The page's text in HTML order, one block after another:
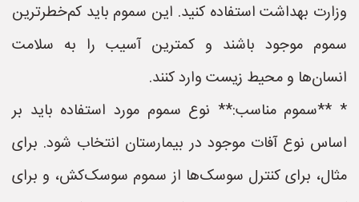
وزارت بهداشت استفاده کنید. این سموم باید کم‌خطرترین
سموم موجود باشند و کمترین آسیب را به سلامت
انسان‌ها و محیط زیست وارد کنند.
* **سموم مناسب:** نوع سموم مورد استفاده باید بر
اساس نوع آفات موجود در بیمارستان انتخاب شود. برای
مثال، برای کنترل سوسک‌ها از سموم سوسک‌کش، و برای